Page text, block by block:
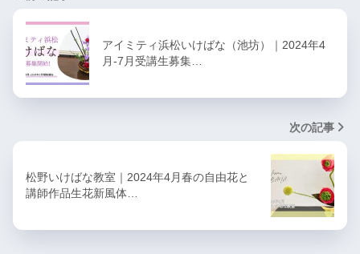
アイミティ浜松いけばな（池坊）｜2024年4
月-7月受講生募集…
次の記事
松野いけばな教室｜2024年4月春の自由花と
講師作品生花新風体…